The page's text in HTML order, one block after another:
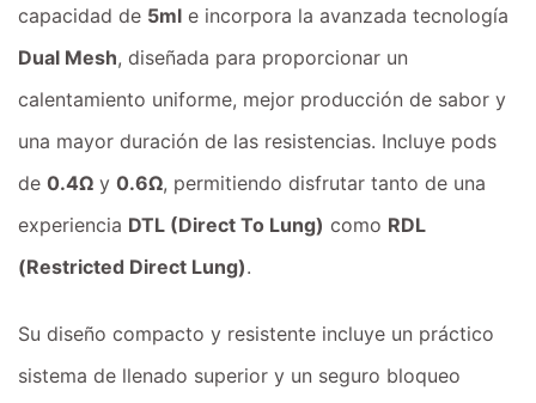
capacidad de 5ml e incorpora la avanzada tecnología
Dual Mesh, diseñada para proporcionar un
calentamiento uniforme, mejor producción de sabor y
una mayor duración de las resistencias. Incluye pods
de 0.4Ω y 0.6Ω, permitiendo disfrutar tanto de una
experiencia DTL (Direct To Lung) como RDL
(Restricted Direct Lung).
Su diseño compacto y resistente incluye un práctico
sistema de llenado superior y un seguro bloqueo